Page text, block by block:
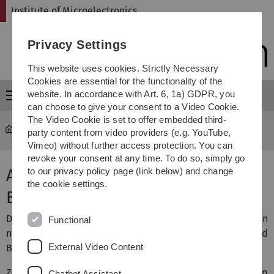
Skip
Skip
Skip
Skip
Institute of Microelectronics
Menu
micro ... Analoge Schaltungen
Analoge Schaltungen (ETIT, IST,
BMT)
Das Ziel dieser Veranstaltung ist das Erlernen von
netzwerktheoretischen Methoden zur Analyse und
Beschreibung analoger Schaltungen.
Privacy Settings
This website uses cookies. Strictly Necessary
Cookies are essential for the functionality of the
website. In accordance with Art. 6, 1a) GDPR, you
can choose to give your consent to a Video Cookie.
The Video Cookie is set to offer embedded third-
party content from video providers (e.g. YouTube,
Vimeo) without further access protection. You can
revoke your consent at any time. To do so, simply go
to our privacy policy page (link below) and change
the cookie settings.
Functional
External Video Content